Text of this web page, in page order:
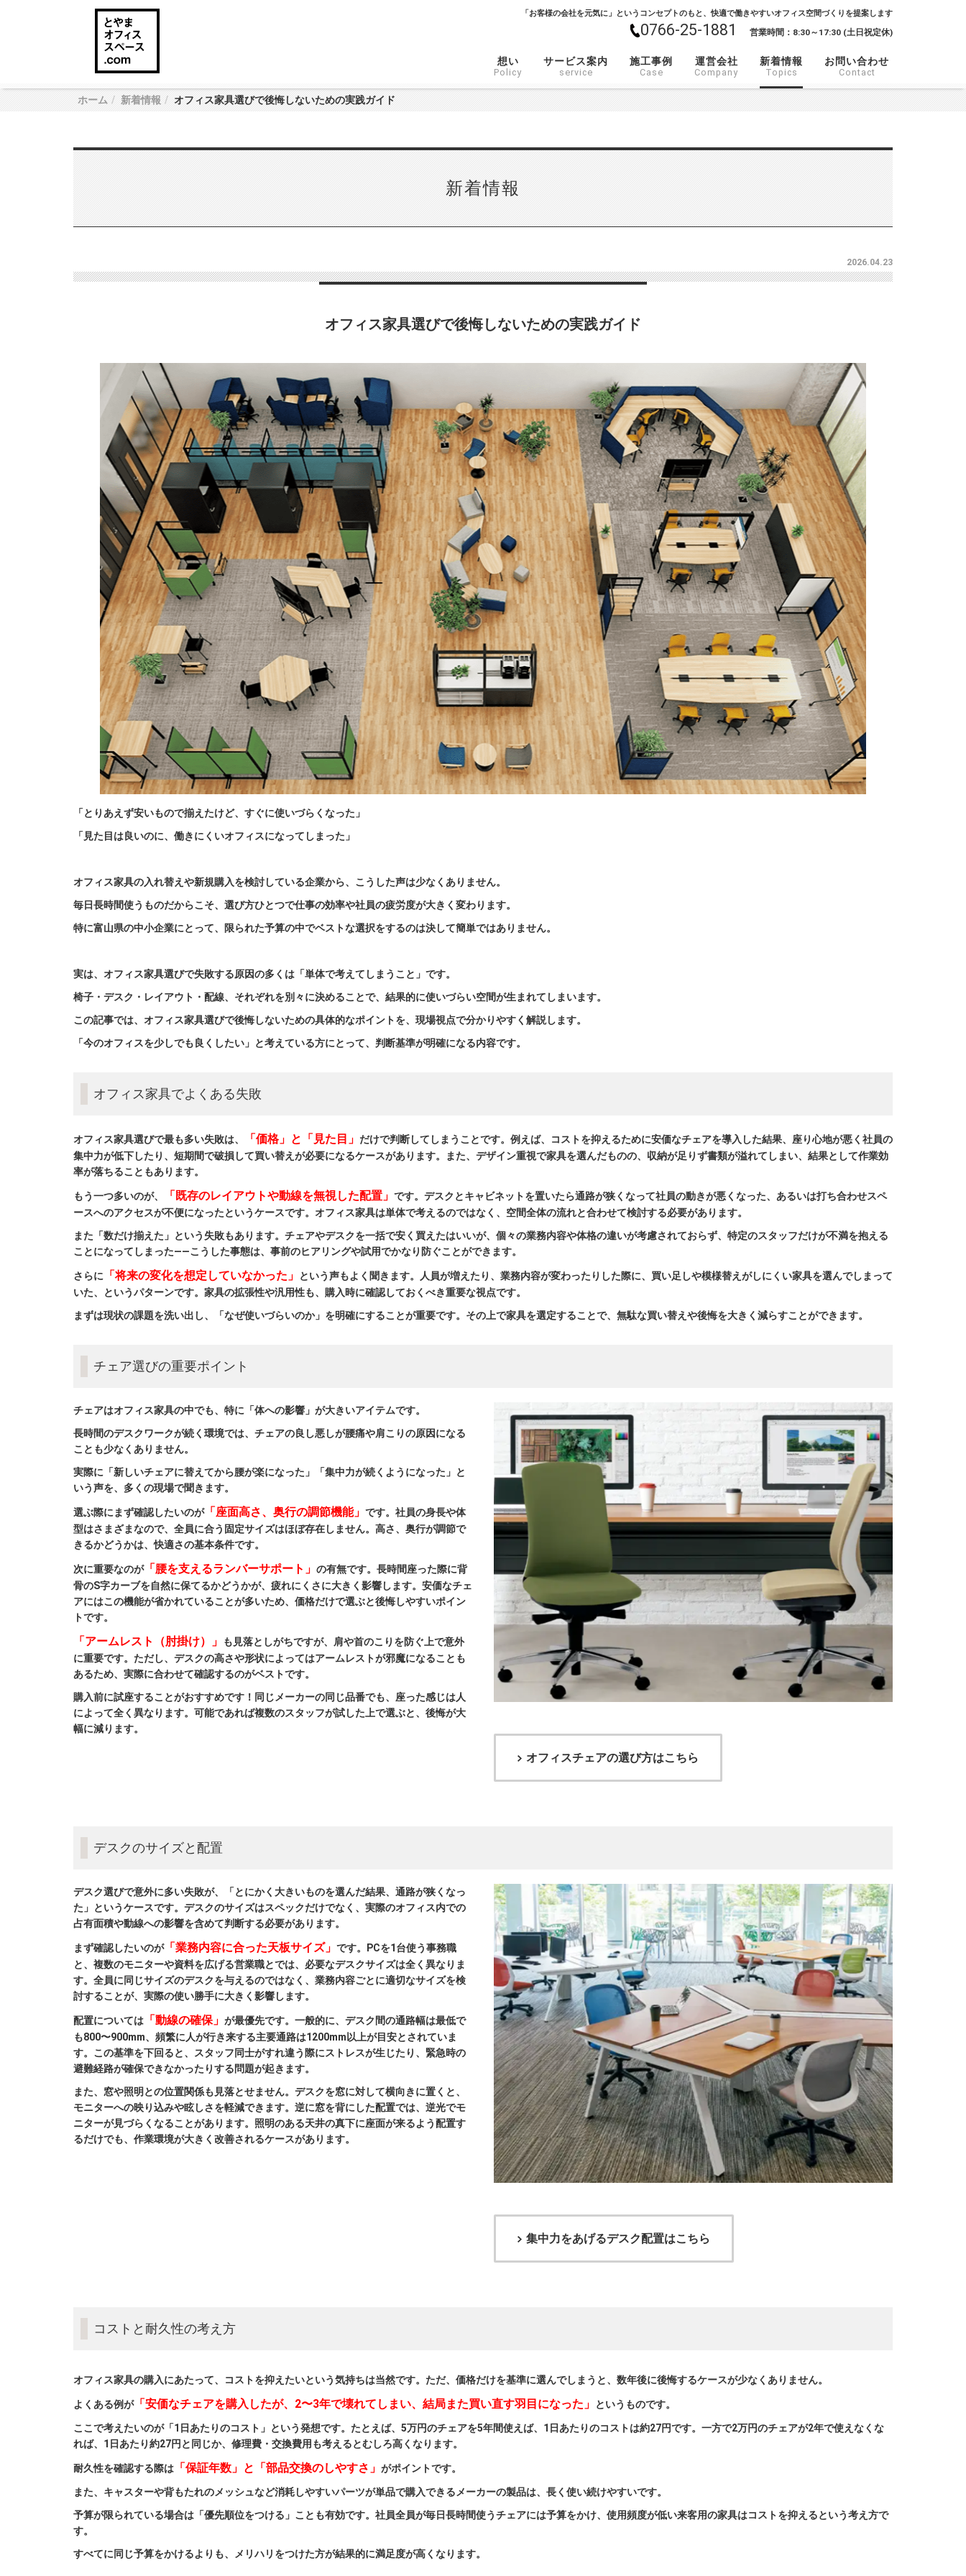
「お客様の会社を元気に」というコンセプトのもと、快適で働きやすいオフィス空間づくりを提案します
0766-25-1881 営業時間：8:30～17:30 (土日祝定休)
想い
Policy
サービス案内
service
施工事例
Case
運営会社
Company
新着情報
Topics
お問い合わせ
Contact
ホーム 新着情報 オフィス家具選びで後悔しないための実践ガイド
新着情報
2026.04.23
オフィス家具選びで後悔しないための実践ガイド
「とりあえず安いもので揃えたけど、すぐに使いづらくなった」
「見た目は良いのに、働きにくいオフィスになってしまった」
オフィス家具の入れ替えや新規購入を検討している企業から、こうした声は少なくありません。
毎日長時間使うものだからこそ、選び方ひとつで仕事の効率や社員の疲労度が大きく変わります。
特に富山県の中小企業にとって、限られた予算の中でベストな選択をするのは決して簡単ではありません。
実は、オフィス家具選びで失敗する原因の多くは「単体で考えてしまうこと」です。
椅子・デスク・レイアウト・配線、それぞれを別々に決めることで、結果的に使いづらい空間が生まれてしまいます。
この記事では、オフィス家具選びで後悔しないための具体的なポイントを、現場視点で分かりやすく解説します。
「今のオフィスを少しでも良くしたい」と考えている方にとって、判断基準が明確になる内容です。
オフィス家具でよくある失敗
オフィス家具選びで最も多い失敗は、 「価格」と「見た目」 だけで判断してしまうことです。例えば、コストを抑えるために安価なチェアを導入した結果、座り心地が悪く社員の
集中力が低下したり、短期間で破損して買い替えが必要になるケースがあります。また、デザイン重視で家具を選んだものの、収納が足りず書類が溢れてしまい、結果として作業効
率が落ちることもあります。
もう一つ多いのが、 「既存のレイアウトや動線を無視した配置」 です。デスクとキャビネットを置いたら通路が狭くなって社員の動きが悪くなった、あるいは打ち合わせスペ
ースへのアクセスが不便になったというケースです。オフィス家具は単体で考えるのではなく、空間全体の流れと合わせて検討する必要があります。
また「数だけ揃えた」という失敗もあります。チェアやデスクを一括で安く買えたはいいが、個々の業務内容や体格の違いが考慮されておらず、特定のスタッフだけが不満を抱える
ことになってしまった——こうした事態は、事前のヒアリングや試用でかなり防ぐことができます。
さらに 「将来の変化を想定していなかった」
という声もよく聞きます。人員が増えたり、業務内容が変わったりした際に、買い足しや模様替えがしにくい家具を選んでしまって
いた、というパターンです。家具の拡張性や汎用性も、購入時に確認しておくべき重要な視点です。
まずは現状の課題を洗い出し、「なぜ使いづらいのか」を明確にすることが重要です。その上で家具を選定することで、無駄な買い替えや後悔を大きく減らすことができます。
チェア選びの重要ポイント
チェアはオフィス家具の中でも、特に「体への影響」が大きいアイテムです。
長時間のデスクワークが続く環境では、チェアの良し悪しが腰痛や肩こりの原因になる
ことも少なくありません。
実際に「新しいチェアに替えてから腰が楽になった」「集中力が続くようになった」と
いう声を、多くの現場で聞きます。
選ぶ際にまず確認したいのが「座面高さ、奥行の調節機能」 です。社員の身長や体
型はさまざまなので、全員に合う固定サイズはほぼ存在しません。高さ、奥行が調節で
きるかどうかは、快適さの基本条件です。
次に重要なのが「腰を支えるランバーサポート」 の有無です。長時間座った際に背
骨のS字カーブを自然に保てるかどうかが、疲れにくさに大きく影響します。安価なチェ
アにはこの機能が省かれていることが多いため、価格だけで選ぶと後悔しやすいポイン
トです。
「アームレスト（肘掛け）」
も見落としがちですが、肩や首のこりを防ぐ上で意外
に重要です。ただし、デスクの高さや形状によってはアームレストが邪魔になることも
あるため、実際に合わせて確認するのがベストです。
購入前に試座することがおすすめです！同じメーカーの同じ品番でも、座った感じは人
によって全く異なります。可能であれば複数のスタッフが試した上で選ぶと、後悔が大
幅に減ります。
オフィスチェアの選び方はこちら
デスクのサイズと配置
デスク選びで意外に多い失敗が、「とにかく大きいものを選んだ結果、通路が狭くなっ
た」 というケースです。 デスクのサイズはスペックだけでなく、実際のオフィス内での
占有面積や動線への影響を含めて判断する必要があります。
まず確認したいのが「業務内容に合った天板サイズ」 です。PCを1台使う事務職
と、複数のモニターや資料を広げる営業職とでは、必要なデスクサイズは全く異なりま
す。全員に同じサイズのデスクを与えるのではなく、業務内容ごとに適切なサイズを検
討することが、実際の使い勝手に大きく影響します。
配置については 「動線の確保」 が最優先です。一般的に、デスク間の通路幅は最低で
も800〜900mm、頻繁に人が行き来する主要通路は1200mm以上が目安とされていま
す。この基準を下回ると、スタッフ同士がすれ違う際にストレスが生じたり、緊急時の
避難経路が確保できなかったりする問題が起きます。
また、窓や照明との位置関係も見落とせません。デスクを窓に対して横向きに置くと、
モニターへの映り込みや眩しさを軽減できます。逆に窓を背にした配置では、逆光でモ
ニターが見づらくなることがあります。照明のある天井の真下に座面が来るよう配置す
るだけでも、作業環境が大きく改善されるケースがあります。
集中力をあげるデスク配置はこちら
コストと耐久性の考え方
オフィス家具の購入にあたって、コストを抑えたいという気持ちは当然です。ただ、価格だけを基準に選んでしまうと、数年後に後悔するケースが少なくありません。
よくある例が「安価なチェアを購入したが、2〜3年で壊れてしまい、結局また買い直す羽目になった」 というものです。
ここで考えたいのが「1日あたりのコスト」という発想です。たとえば、5万円のチェアを5年間使えば、1日あたりのコストは約27円です。一方で2万円のチェアが2年で使えなくな
れば、1日あたり約27円と同じか、修理費・交換費用も考えるとむしろ高くなります。
耐久性を確認する際は 「保証年数」と「部品交換のしやすさ」 がポイントです。
また、キャスターや背もたれのメッシュなど消耗しやすいパーツが単品で購入できるメーカーの製品は、長く使い続けやすいです。
予算が限られている場合は「優先順位をつける」ことも有効です。社員全員が毎日長時間使うチェアには予算をかけ、使用頻度が低い来客用の家具はコストを抑えるという考え方で
す。
すべてに同じ予算をかけるよりも、メリハリをつけた方が結果的に満足度が高くなります。